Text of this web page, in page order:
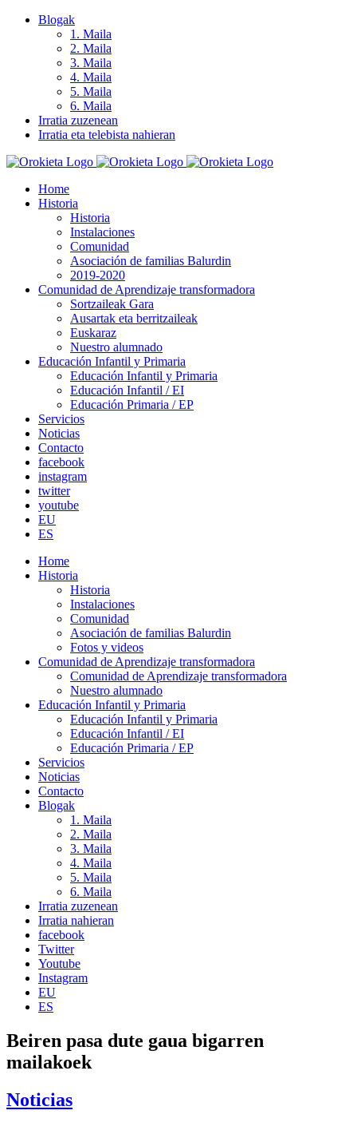
Skip
Blogak
1. Maila
2. Maila
3. Maila
4. Maila
5. Maila
6. Maila
Irratia zuzenean
Irratia eta telebista nahieran
Home
Historia
Historia
Instalaciones
Comunidad
Asociación de familias Balurdin
2019-2020
Comunidad de Aprendizaje transformadora
Sortzaileak Gara
Ausartak eta berritzaileak
Euskaraz
Nuestro alumnado
Educación Infantil y Primaria
Educación Infantil y Primaria
Educación Infantil / EI
Educación Primaria / EP
Servicios
Noticias
Contacto
facebook
instagram
twitter
youtube
EU
ES
Home
Historia
Historia
Instalaciones
Comunidad
Asociación de familias Balurdin
Fotos y videos
Comunidad de Aprendizaje transformadora
Comunidad de Aprendizaje transformadora
Nuestro alumnado
Educación Infantil y Primaria
Educación Infantil y Primaria
Educación Infantil / EI
Educación Primaria / EP
Servicios
Noticias
Contacto
Blogak
1. Maila
2. Maila
3. Maila
4. Maila
5. Maila
6. Maila
Irratia zuzenean
Irratia nahieran
facebook
Twitter
Youtube
Instagram
EU
ES
Beiren pasa dute gaua bigarren
mailakoek
Noticias